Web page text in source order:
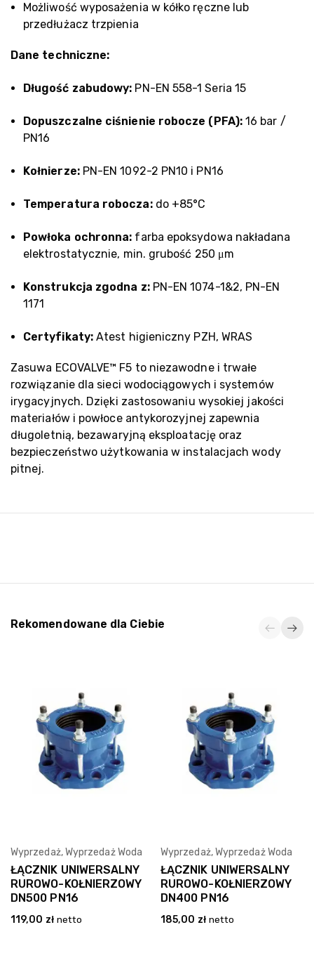
Możliwość wyposażenia w kółko ręczne lub
przedłużacz trzpienia
Dane techniczne:
Długość zabudowy: PN-EN 558-1 Seria 15
Dopuszczalne ciśnienie robocze (PFA):16 bar /
PN16
Kołnierze:PN-EN 1092-2 PN10 i PN16
Temperatura robocza:do +85°C
Powłoka ochronna: farba epoksydowa nakładana
elektrostatycznie, min. grubość 250 μm
Konstrukcja zgodna z:PN-EN 1074-1&2, PN-EN
1171
Certyfikaty:Atest higieniczny PZH, WRAS
Zasuwa ECOVALVE™ F5 to niezawodne i trwałe
rozwiązanie dla sieci wodociągowych i systemów
irygacyjnych. Dzięki zastosowaniu wysokiej jakości
materiałów i powłoce antykorozyjnej zapewnia
długoletnią, bezawaryjną eksploatację oraz
bezpieczeństwo użytkowania w instalacjach wody
pitnej.
Rekomendowane dla Ciebie
Wybierz Opcję
Wyprzedaż,Wyprzedaż Woda
ŁĄCZNIK UNIWERSALNY
RUROWO-KOŁNIERZOWY
DN500 PN16
119,00 zł netto
Wybierz Opcję
Wyprzedaż,Wyprzedaż Woda
ŁĄCZNIK UNIWERSALNY
RUROWO-KOŁNIERZOWY
DN400 PN16
185,00 zł netto